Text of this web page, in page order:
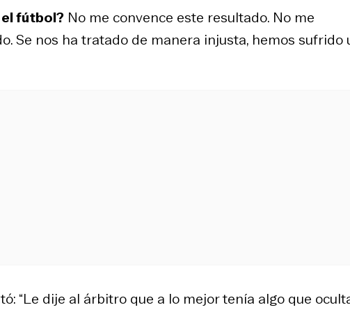
fútbol? No me convence este resultado. No me
Se nos ha tratado de manera injusta, hemos sufrido
“Le dije al árbitro que a lo mejor tenía algo que